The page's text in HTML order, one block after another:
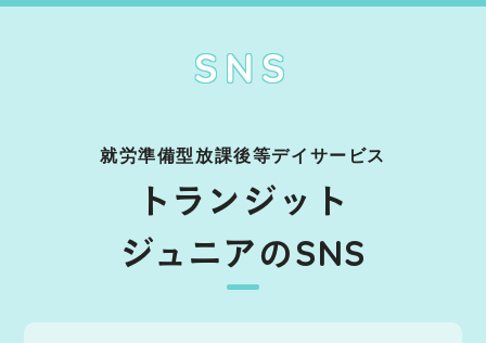
SNS
就労準備型放課後等デイサービス
トランジット
ジュニアのSNS